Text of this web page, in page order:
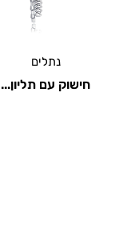
נתלים
חישוק עם תליון...